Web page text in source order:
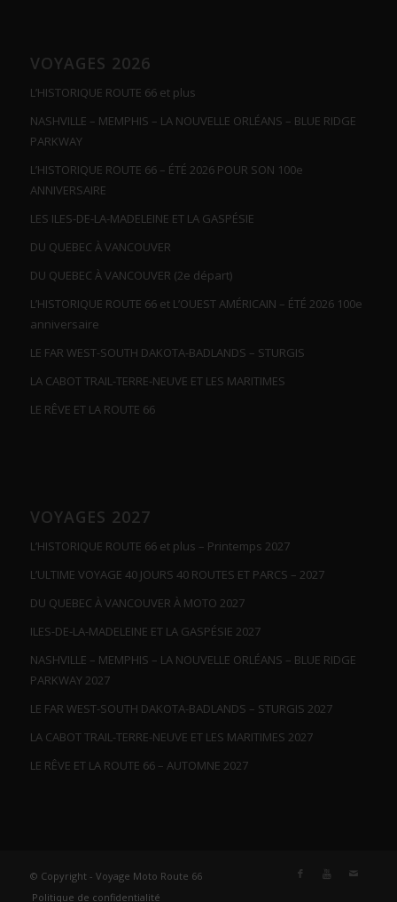
VOYAGES 2026
L’HISTORIQUE ROUTE 66 et plus
NASHVILLE – MEMPHIS – LA NOUVELLE ORLÉANS – BLUE RIDGE
PARKWAY
L’HISTORIQUE ROUTE 66 – ÉTÉ 2026 POUR SON 100e
ANNIVERSAIRE
LES ILES-DE-LA-MADELEINE ET LA GASPÉSIE
DU QUEBEC À VANCOUVER
DU QUEBEC À VANCOUVER (2e départ)
L’HISTORIQUE ROUTE 66 et L’OUEST AMÉRICAIN – ÉTÉ 2026 100e
anniversaire
LE FAR WEST-SOUTH DAKOTA-BADLANDS – STURGIS
LA CABOT TRAIL-TERRE-NEUVE ET LES MARITIMES
LE RÊVE ET LA ROUTE 66
VOYAGES 2027
L’HISTORIQUE ROUTE 66 et plus – Printemps 2027
L’ULTIME VOYAGE 40 JOURS 40 ROUTES ET PARCS – 2027
DU QUEBEC À VANCOUVER À MOTO 2027
ILES-DE-LA-MADELEINE ET LA GASPÉSIE 2027
NASHVILLE – MEMPHIS – LA NOUVELLE ORLÉANS – BLUE RIDGE
PARKWAY 2027
LE FAR WEST-SOUTH DAKOTA-BADLANDS – STURGIS 2027
LA CABOT TRAIL-TERRE-NEUVE ET LES MARITIMES 2027
LE RÊVE ET LA ROUTE 66 – AUTOMNE 2027
© Copyright - Voyage Moto Route 66
Politique de confidentialité